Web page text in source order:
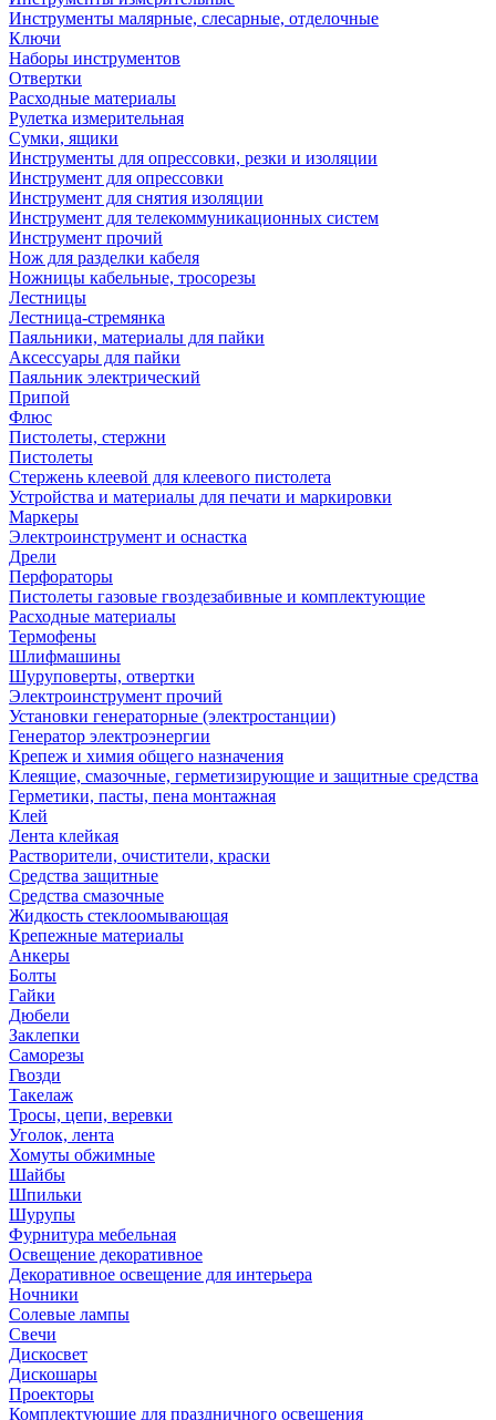
Инструменты малярные, слесарные, отделочные
Ключи
Наборы инструментов
Отвертки
Расходные материалы
Рулетка измерительная
Сумки, ящики
Инструменты для опрессовки, резки и изоляции
Инструмент для опрессовки
Инструмент для снятия изоляции
Инструмент для телекоммуникационных систем
Инструмент прочий
Нож для разделки кабеля
Ножницы кабельные, тросорезы
Лестницы
Лестница-стремянка
Паяльники, материалы для пайки
Аксессуары для пайки
Паяльник электрический
Припой
Флюс
Пистолеты, стержни
Пистолеты
Стержень клеевой для клеевого пистолета
Устройства и материалы для печати и маркировки
Маркеры
Электроинструмент и оснастка
Дрели
Перфораторы
Пистолеты газовые гвоздезабивные и комплектующие
Расходные материалы
Термофены
Шлифмашины
Шуруповерты, отвертки
Электроинструмент прочий
Установки генераторные (электростанции)
Генератор электроэнергии
Крепеж и химия общего назначения
Клеящие, смазочные, герметизирующие и защитные средства
Герметики, пасты, пена монтажная
Клей
Лента клейкая
Растворители, очистители, краски
Средства защитные
Средства смазочные
Жидкость стеклоомывающая
Крепежные материалы
Анкеры
Болты
Гайки
Дюбели
Заклепки
Саморезы
Гвозди
Такелаж
Тросы, цепи, веревки
Уголок, лента
Хомуты обжимные
Шайбы
Шпильки
Шурупы
Фурнитура мебельная
Освещение декоративное
Декоративное освещение для интерьера
Ночники
Солевые лампы
Свечи
Дискосвет
Дискошары
Проекторы
Комплектующие для праздничного освещения